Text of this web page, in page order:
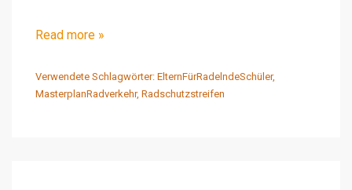
Video
RT
–
Read more »
Verwendete Schlagwörter: ElternFürRadelndeSchüler,
MasterplanRadverkehr, Radschutzstreifen